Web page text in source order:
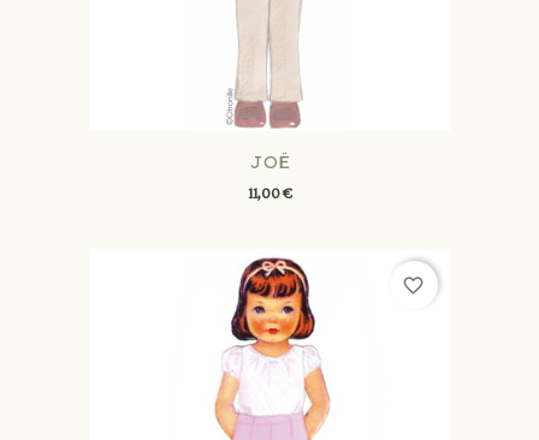
JOË
11,00 €
favorite_border